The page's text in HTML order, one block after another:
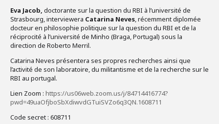
Eva Jacob, doctorante sur la question du RBI à l’université de
Strasbourg, interviewera Catarina Neves, récemment diplomée
docteur en philosophie politique sur la question du RBI et de la
réciprocité à l’université de Minho (Braga, Portugal) sous la
direction de Roberto Merril.
Catarina Neves présentera ses propres recherches ainsi que
l’activité de son laboratoire, du militantisme et de la recherche sur le
RBI au portugal.
Lien Zoom : https://us06web.zoom.us/j/84714416774?
pwd=49uaOfjboSbXdiwvdGTuiSVZo6q3QN.1608711
Code secret : 608711